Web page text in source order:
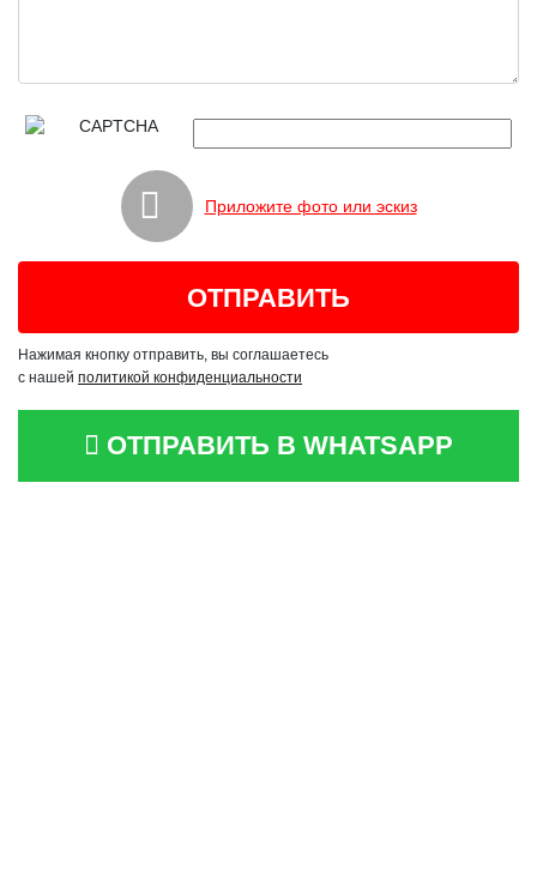
Приложите фото или эскиз
Нажимая кнопку отправить, вы соглашаетесь
с нашей политикой конфиденциальности
ОТПРАВИТЬ В WHATSAPP